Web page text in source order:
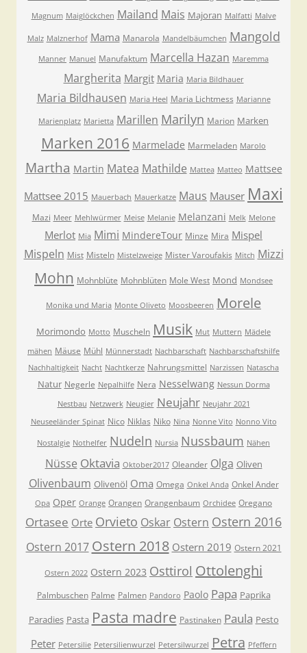
Magnum Maiglöckchen Mailand Mais Majoran Malfatti Malve
Malz Malznerhof Mama Manarola Mandelbäumchen Mangold
Manner Manuel Manufaktum Marcella Hazan Maremma
Margherita Margit Maria Maria Bildhauer
Maria Bildhausen Maria Heel Maria Lichtmess Marianne
Marienplatz Marietta Marillen Marilyn Marion Marken
Marken 2016 Marmelade Marmeladen Marolo
Martha Martin Matea Mathilde Mattea Matteo Mattsee
Mattsee 2015 Mauerbach Mauerkatze Maus Mauser Maxi
Mazi Meer Mehlwürmer Meise Melanie Melanzani Melk Melone
Merlot Mia Mimi MindereTour Minze Mira Mispel
Mispeln Mist Misteln Mistelzweige Mister Varoufakis Mitch Mizzi
Mohn Mohnblüte Mohnblüten Mole West Mond Mondsee
Monika und Maria Monte Oliveto Moosbeeren Morele
Morimondo Motto Muscheln Musik Mut Muttern Mädele
mähen Mäuse Mühl Münnerstadt Nachbarschaft Nachbarschaftshilfe
Nachhaltigkeit Nacht Nachtkerze Nahrungsmittel Narzissen Natascha
Natur Negerle Nepalhilfe Nera Nesselwang Nessun Dorma
Nestbau Netzwerk Neugier Neujahr Neujahr 2021
Neuseeländer Spinat Nico Niklas Niko Nina Nonne Vito Nonno Vito
Nostalgie Nothelfer Nudeln Nursia Nussbaum Nähen
Nüsse Oktavia Oktober2017 Oleander Olga Oliven
Olivenbaum Olivenöl Oma Omega Onkel Anda Onkel Ander
Opa Oper Orange Orangen Orangenbaum Orchidee Oregano
Ortasee Orte Orvieto Oskar Ostern Ostern 2016
Ostern 2017 Ostern 2018 Ostern 2019 Ostern 2021
Ostern 2022 Ostern 2023 Osttirol Ottolenghi
Palmbuschen Palme Palmen Pandoro Paolo Papa Paprika
Paradies Pasta Pasta madre Pastinaken Paula Pesto
Peter Petersilie Petersilienwurzel Petersilwurzel Petra Pfeffern